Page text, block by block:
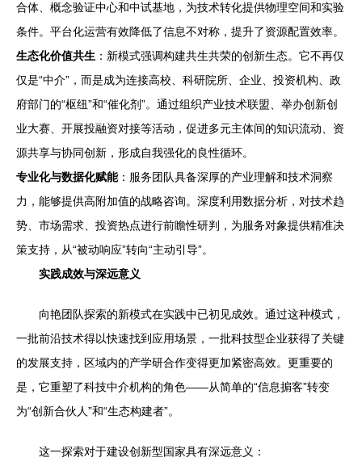
合体、概念验证中心和中试基地，为技术转化提供物理空间和实验
条件。平台化运营有效降低了信息不对称，提升了资源配置效率。
生态化价值共生 ：新模式强调构建共生共荣的创新生态。它不再仅
仅是“中介”，而是成为连接高校、科研院所、企业、投资机构、政
府部门的“枢纽”和“催化剂”。通过组织产业技术联盟、举办创新创
业大赛、开展投融资对接等活动，促进多元主体间的知识流动、资
源共享与协同创新，形成自我强化的良性循环。
专业化与数据化赋能：服务团队具备深厚的产业理解和技术洞察
力，能够提供高附加值的战略咨询。深度利用数据分析，对技术趋
势、市场需求、投资热点进行前瞻性研判，为服务对象提供精准决
策支持，从“被动响应”转向“主动引导”。
实践成效与深远意义
向艳团队探索的新模式在实践中已初见成效。通过这种模式，
一批前沿技术得以快速找到应用场景，一批科技型企业获得了关键
的发展支持，区域内的产学研合作变得更加紧密高效。更重要的
是，它重塑了科技中介机构的角色——从简单的“信息掮客”转变
为“创新合伙人”和“生态构建者”。
这一探索对于建设创新型国家具有深远意义：